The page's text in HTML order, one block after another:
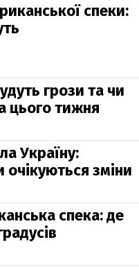
спеки:
грози та чи
цього тижня
Україну:
очікуються зміни
спека: де